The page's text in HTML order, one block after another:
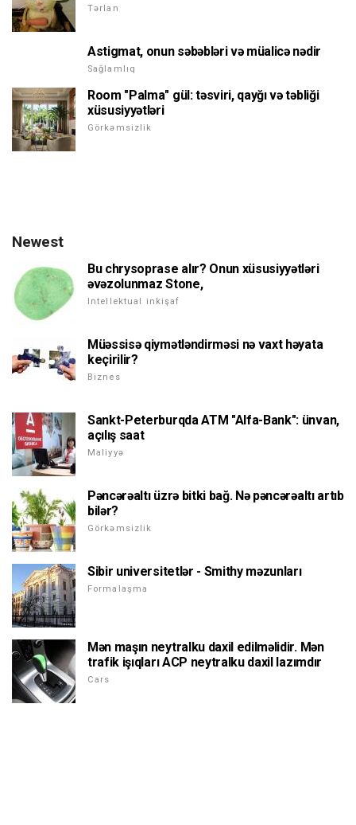
Tərlan
Astigmat, onun səbəbləri və müalicə nədir
Sağlamlıq
Room "Palma" gül: təsviri, qayğı və təbliği
xüsusiyyətləri
Görkəmsizlik
Newest
Bu chrysoprase alır? Onun xüsusiyyətləri
əvəzolunmaz Stone,
Intellektual inkişaf
Müəssisə qiymətləndirməsi nə vaxt həyata
keçirilir?
Biznes
Sankt-Peterburqda ATM "Alfa-Bank": ünvan,
açılış saat
Maliyyə
Pəncərəaltı üzrə bitki bağ. Nə pəncərəaltı artıb
bilər?
Görkəmsizlik
Sibir universitetlər - Smithy məzunları
Formalaşma
Mən maşın neytralku daxil edilməlidir. Mən
trafik işıqları ACP neytralku daxil lazımdır
Cars